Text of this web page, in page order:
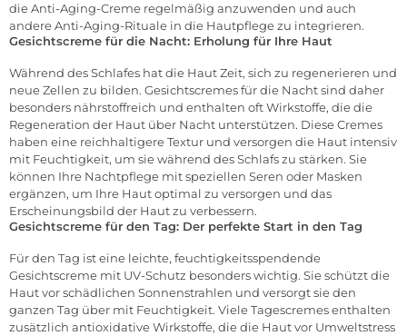
die Anti-Aging-Creme regelmäßig anzuwenden und auch
andere Anti-Aging-Rituale in die Hautpflege zu integrieren.
Gesichtscreme für die Nacht: Erholung für Ihre Haut
Während des Schlafes hat die Haut Zeit, sich zu regenerieren und
neue Zellen zu bilden. Gesichtscremes für die Nacht sind daher
besonders nährstoffreich und enthalten oft Wirkstoffe, die die
Regeneration der Haut über Nacht unterstützen. Diese Cremes
haben eine reichhaltigere Textur und versorgen die Haut intensiv
mit Feuchtigkeit, um sie während des Schlafs zu stärken. Sie
können Ihre Nachtpflege mit speziellen Seren oder Masken
ergänzen, um Ihre Haut optimal zu versorgen und das
Erscheinungsbild der Haut zu verbessern.
Gesichtscreme für den Tag: Der perfekte Start in den Tag
Für den Tag ist eine leichte, feuchtigkeitsspendende
Gesichtscreme mit UV-Schutz besonders wichtig. Sie schützt die
Haut vor schädlichen Sonnenstrahlen und versorgt sie den
ganzen Tag über mit Feuchtigkeit. Viele Tagescremes enthalten
zusätzlich antioxidative Wirkstoffe, die die Haut vor Umweltstress